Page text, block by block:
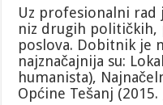
Uz profesionalni rad
niz drugih
poslova. Dobitnik je
najznačajnija su:
humanista),
Općine Tešanj (2015.